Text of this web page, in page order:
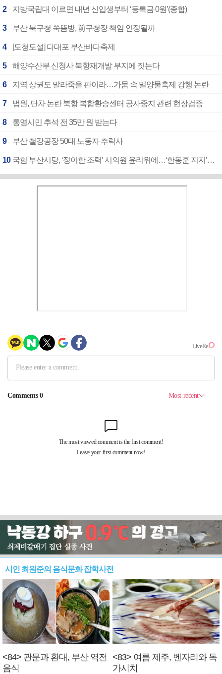
2 지방국립대 이르면 내년 신입생부터 ‘등록금 0원’(종합)
3 부산 북구청 쑥뜸방, 前구청장 책임 인정될까
4 [도청도설] 다대포 부산바다축제
5 해양수산부 신청사 북항재개발 부지에 짓는다
6 지역 상권도 말라죽을 판이라…가뭄 속 밀양물축제 강행 논란
7 법원, 단차 논란 북항 복합환승센터 공사중지 관련 현장검증
8 통영시민 추석 전 35만 원 받는다
9 부산 철강공장 50대 노동자 추락사
10 국힘 부산시당, ‘정이한 조력’ 시의원 윤리위에…‘한동훈 지지’도 신고접수
시인 최원준의 음식문화 잡학사전
<84> 관문과 환대, 부산 역전
음식
<83> 여름 제주, 벤자리와 독
가시치